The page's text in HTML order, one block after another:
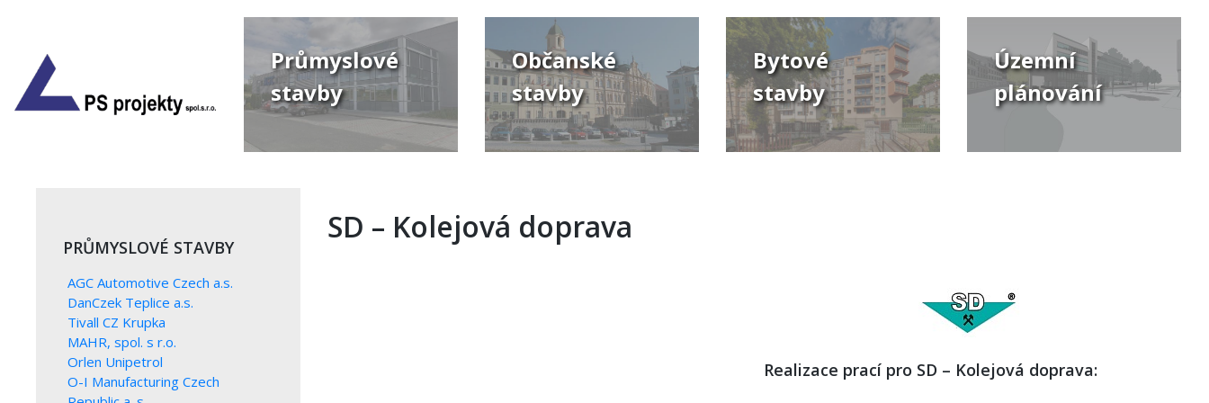
Průmyslové
stavby
Občanské
stavby
Bytové
stavby
Územní
plánování
PRŮMYSLOVÉ STAVBY
AGC Automotive Czech a.s.
DanCzek Teplice a.s.
Tivall CZ Krupka
MAHR, spol. s r.o.
Orlen Unipetrol
O-I Manufacturing Czech
SD – Kolejová doprava
Realizace prací pro SD – Kolejová doprava: